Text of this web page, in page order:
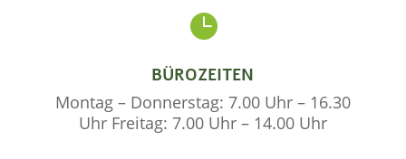

BÜROZEITEN
Montag – Donnerstag: 7.00 Uhr – 16.30
Uhr Freitag: 7.00 Uhr – 14.00 Uhr